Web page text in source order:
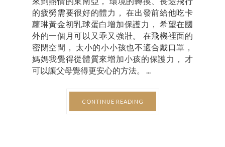
的疲勞需要很好的體力， 在出發前給他吃卡
蘿琳黃金初乳球蛋白增加保護力， 希望在國
外的一個月可以又乖又強壯。 在飛機裡面的
密閉空間， 太小的小小孩也不適合戴口罩，
媽媽我覺得從體質來增加小孩的保護力， 才
可以讓父母覺得更安心的方法。 ...
CONTINUE READING